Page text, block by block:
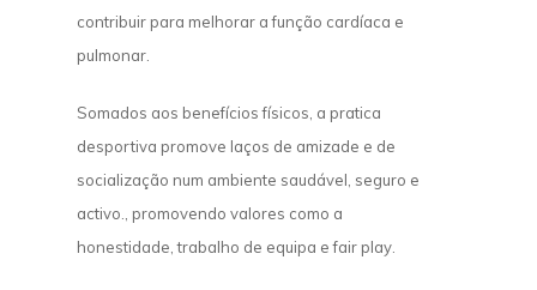
contribuir para melhorar a função cardíaca e
pulmonar.
Somados aos benefícios físicos, a pratica
desportiva promove laços de amizade e de
socialização num ambiente saudável, seguro e
activo., promovendo valores como a
honestidade, trabalho de equipa e fair play.